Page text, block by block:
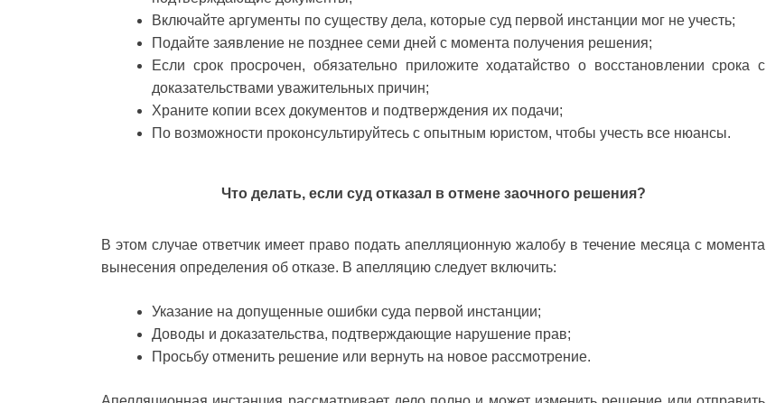
Включайте аргументы по существу дела, которые суд первой инстанции мог не учесть;
Подайте заявление не позднее семи дней с момента получения решения;
Если срок просрочен, обязательно приложите ходатайство о восстановлении срока с
доказательствами уважительных причин;
Храните копии всех документов и подтверждения их подачи;
По возможности проконсультируйтесь с опытным юристом, чтобы учесть все нюансы.
Что делать, если суд отказал в отмене заочного решения?
В этом случае ответчик имеет право подать апелляционную жалобу в течение месяца с момента
вынесения определения об отказе. В апелляцию следует включить:
Указание на допущенные ошибки суда первой инстанции;
Доводы и доказательства, подтверждающие нарушение прав;
Просьбу отменить решение или вернуть на новое рассмотрение.